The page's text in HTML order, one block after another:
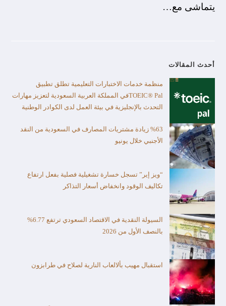
يتماشى مع…
أحدث المقالات
منظمة خدمات الاختبارات التعليمية تطلق تطبيق
TOEIC® Palفي المملكة العربية السعودية لتعزيز مهارات
التحدث بالإنجليزية في بيئة العمل لدى الكوادر الوطنية
%63 زيادة مشتريات المصارف في السعودية من النقد
الأجنبي خلال يونيو
“ويز إير” تسجل خسارة تشغيلية فصلية بفعل ارتفاع
تكاليف الوقود وانخفاض أسعار التذاكر
السيولة النقدية في الاقتصاد السعودي ترتفع 6.77%
بالنصف الأول من 2026
استقبال مهيب بألالعاب النارية لصلاح في طرابزون